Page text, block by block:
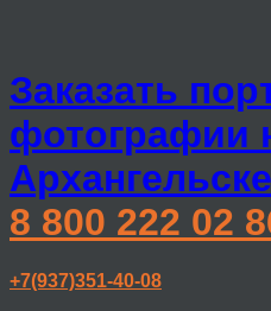
Заказать
фотографии
Архангельске
8 800 222 02
+7(937)351-40-08